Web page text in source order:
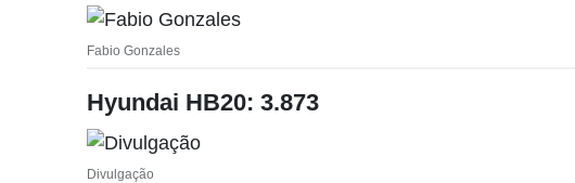
Fabio Gonzales
Hyundai HB20: 3.873
Divulgação